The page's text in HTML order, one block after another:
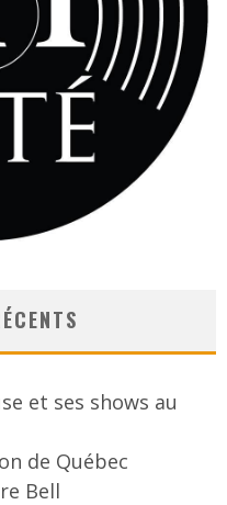
et ses shows au
de Québec
Bell